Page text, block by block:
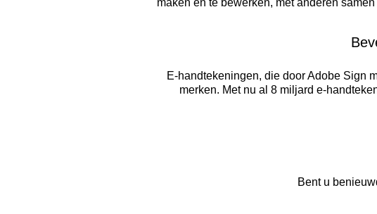
maken en te bewerken, met anderen
E-handtekeningen, die door Adobe Sign
merken. Met nu al 8 miljard e-
Bent u